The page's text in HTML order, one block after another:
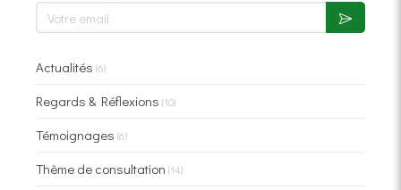
Votre email
Actualités (6)
Regards & Réflexions (10)
Témoignages (6)
Thème de consultation (14)